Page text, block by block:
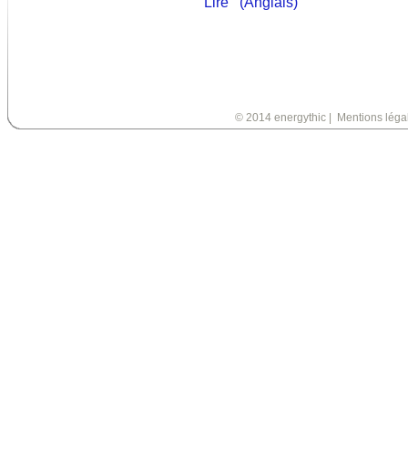
© 2014 energythic| Mentions